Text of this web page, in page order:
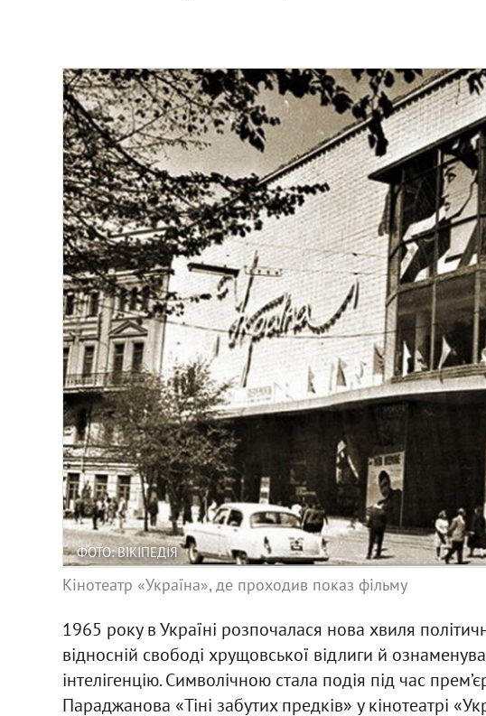
ФОТО: ВІКІПЕДІЯ
Кінотеатр «Україна», де проходив показ фільму
1965 року в Україні розпочалася нова хвиля
відносній свободі хрущовської відлиги й
інтелігенцію. Символічною стала подія під час
Параджанова «Тіні забутих предків» у кінотеатрі